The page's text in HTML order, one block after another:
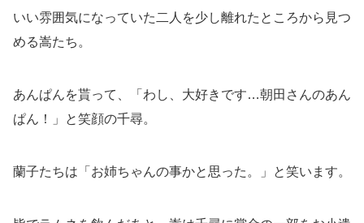
いい雰囲気になっていた二人を少し離れたところから見つ
める嵩たち。
あんぱんを貰って、「わし、大好きです…朝田さんのあん
ぱん！」と笑顔の千尋。
蘭子たちは「お姉ちゃんの事かと思った。」と笑います。